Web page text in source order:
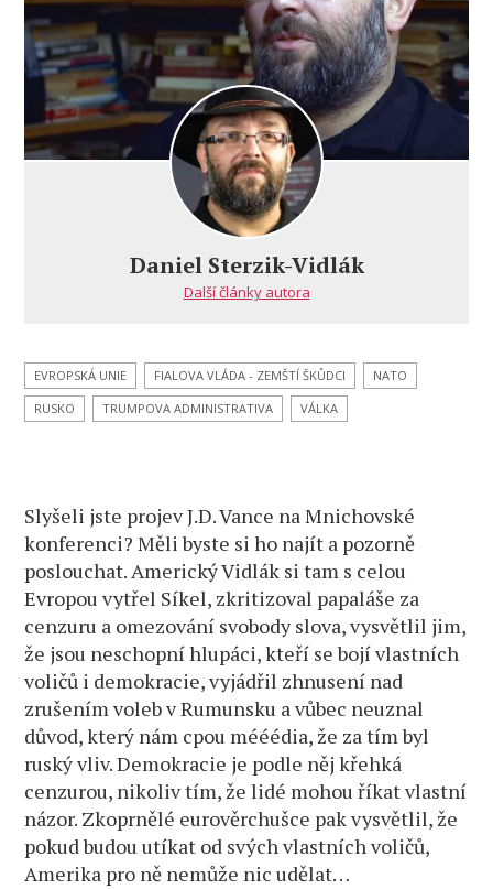
Daniel Sterzik-Vidlák
Další články autora
EVROPSKÁ UNIE FIALOVA VLÁDA - ZEMŠTÍ ŠKŮDCI
NATO
RUSKO
TRUMPOVA ADMINISTRATIVA VÁLKA
Slyšeli jste projev J.D. Vance na Mnichovské
konferenci? Měli byste si ho najít a pozorně
poslouchat. Americký Vidlák si tam s celou
Evropou vytřel Síkel, zkritizoval papaláše za
cenzuru a omezování svobody slova, vysvětlil jim,
že jsou neschopní hlupáci, kteří se bojí vlastních
voličů i demokracie, vyjádřil zhnusení nad
zrušením voleb v Rumunsku a vůbec neuznal
důvod, který nám cpou mééédia, že za tím byl
ruský vliv. Demokracie je podle něj křehká
cenzurou, nikoliv tím, že lidé mohou říkat vlastní
názor. Zkoprnělé eurověrchušce pak vysvětlil, že
pokud budou utíkat od svých vlastních voličů,
Amerika pro ně nemůže nic udělat…